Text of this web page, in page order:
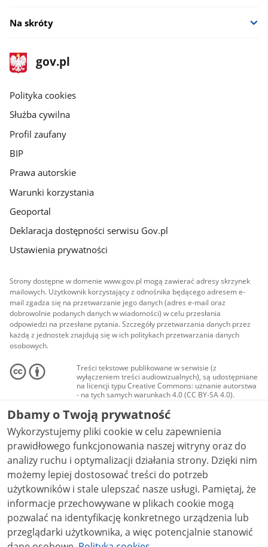
Na skróty
stopka
gov.pl
Strona
gov.pl
gov.pl
Polityka cookies
Służba cywilna
Profil zaufany
BIP
Prawa autorskie
Warunki korzystania
Geoportal
Deklaracja dostępności serwisu Gov.pl
Ustawienia prywatności
Strony dostępne w domenie www.gov.pl mogą zawierać adresy skrzynek
mailowych. Użytkownik korzystający z odnośnika będącego adresem e-
mail zgadza się na przetwarzanie jego danych (adres e-mail oraz
dobrowolnie podanych danych w wiadomości) w celu przesłania
odpowiedzi na przesłane pytania. Szczegóły przetwarzania danych przez
każdą z jednostek znajdują się w ich politykach przetwarzania danych
osobowych.
Treści tekstowe publikowane w serwisie (z
wyłączeniem treści audiowizualnych), są udostępniane
na licencji typu Creative Commons: uznanie autorstwa
- na tych samych warunkach 4.0 (CC BY-SA 4.0).
Materiały audiowizualne, w tym zdjęcia, materiały
audio i wideo, są udostępniane na licencji typu
Creative Commons: uznanie autorstwa użycie
niekomercyjne - bez utworów zależnych 4.0 (CC BY-
NC-ND 4.0), o ile nie jest to stwierdzone inaczej.
Dbamy o Twoją prywatność
Wykorzystujemy pliki cookie w celu zapewnienia
prawidłowego funkcjonowania naszej witryny oraz do
analizy ruchu i optymalizacji działania strony. Dzięki nim
możemy lepiej dostosować treści do potrzeb
użytkowników i stale ulepszać nasze usługi. Pamiętaj, że
informacje przechowywane w plikach cookie mogą
pozwalać na identyfikację konkretnego urządzenia lub
przeglądarki użytkownika, a więc potencjalnie stanowić